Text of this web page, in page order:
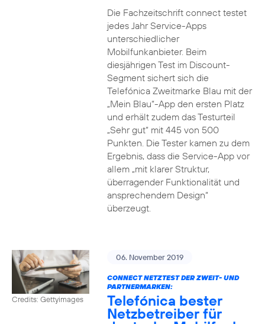
Die Fachzeitschrift connect testet
jedes Jahr Service-Apps
unterschiedlicher
Mobilfunkanbieter. Beim
diesjährigen Test im Discount-
Segment sichert sich die
Telefónica Zweitmarke Blau mit der
„Mein Blau“-App den ersten Platz
und erhält zudem das Testurteil
„Sehr gut“ mit 445 von 500
Punkten. Die Tester kamen zu dem
Ergebnis, dass die Service-App vor
allem „mit klarer Struktur,
überragender Funktionalität und
ansprechendem Design“
überzeugt.
Credits: Gettyimages
06. November 2019
CONNECT NETZTEST DER ZWEIT- UND
PARTNERMARKEN:
Telefónica bester
Netzbetreiber für